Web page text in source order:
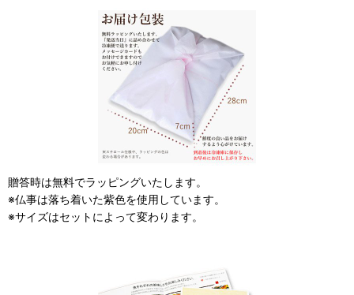
贈答時は無料でラッピングいたします。
※仏事は落ち着いた紫色を使用しています。
※サイズはセットによって変わります。